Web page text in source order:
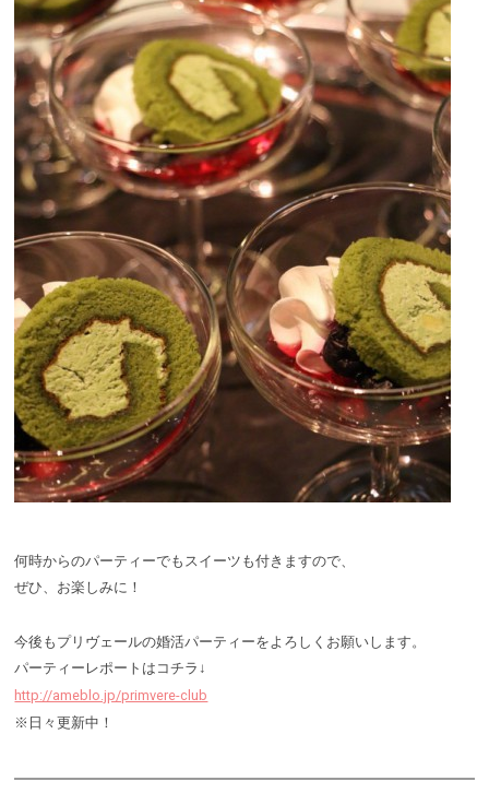
何時からのパーティーでもスイーツも付きますので、
ぜひ、お楽しみに！
今後もプリヴェールの婚活パーティーをよろしくお願いします。
パーティーレポートはコチラ↓
http://ameblo.jp/primvere-club
※日々更新中！